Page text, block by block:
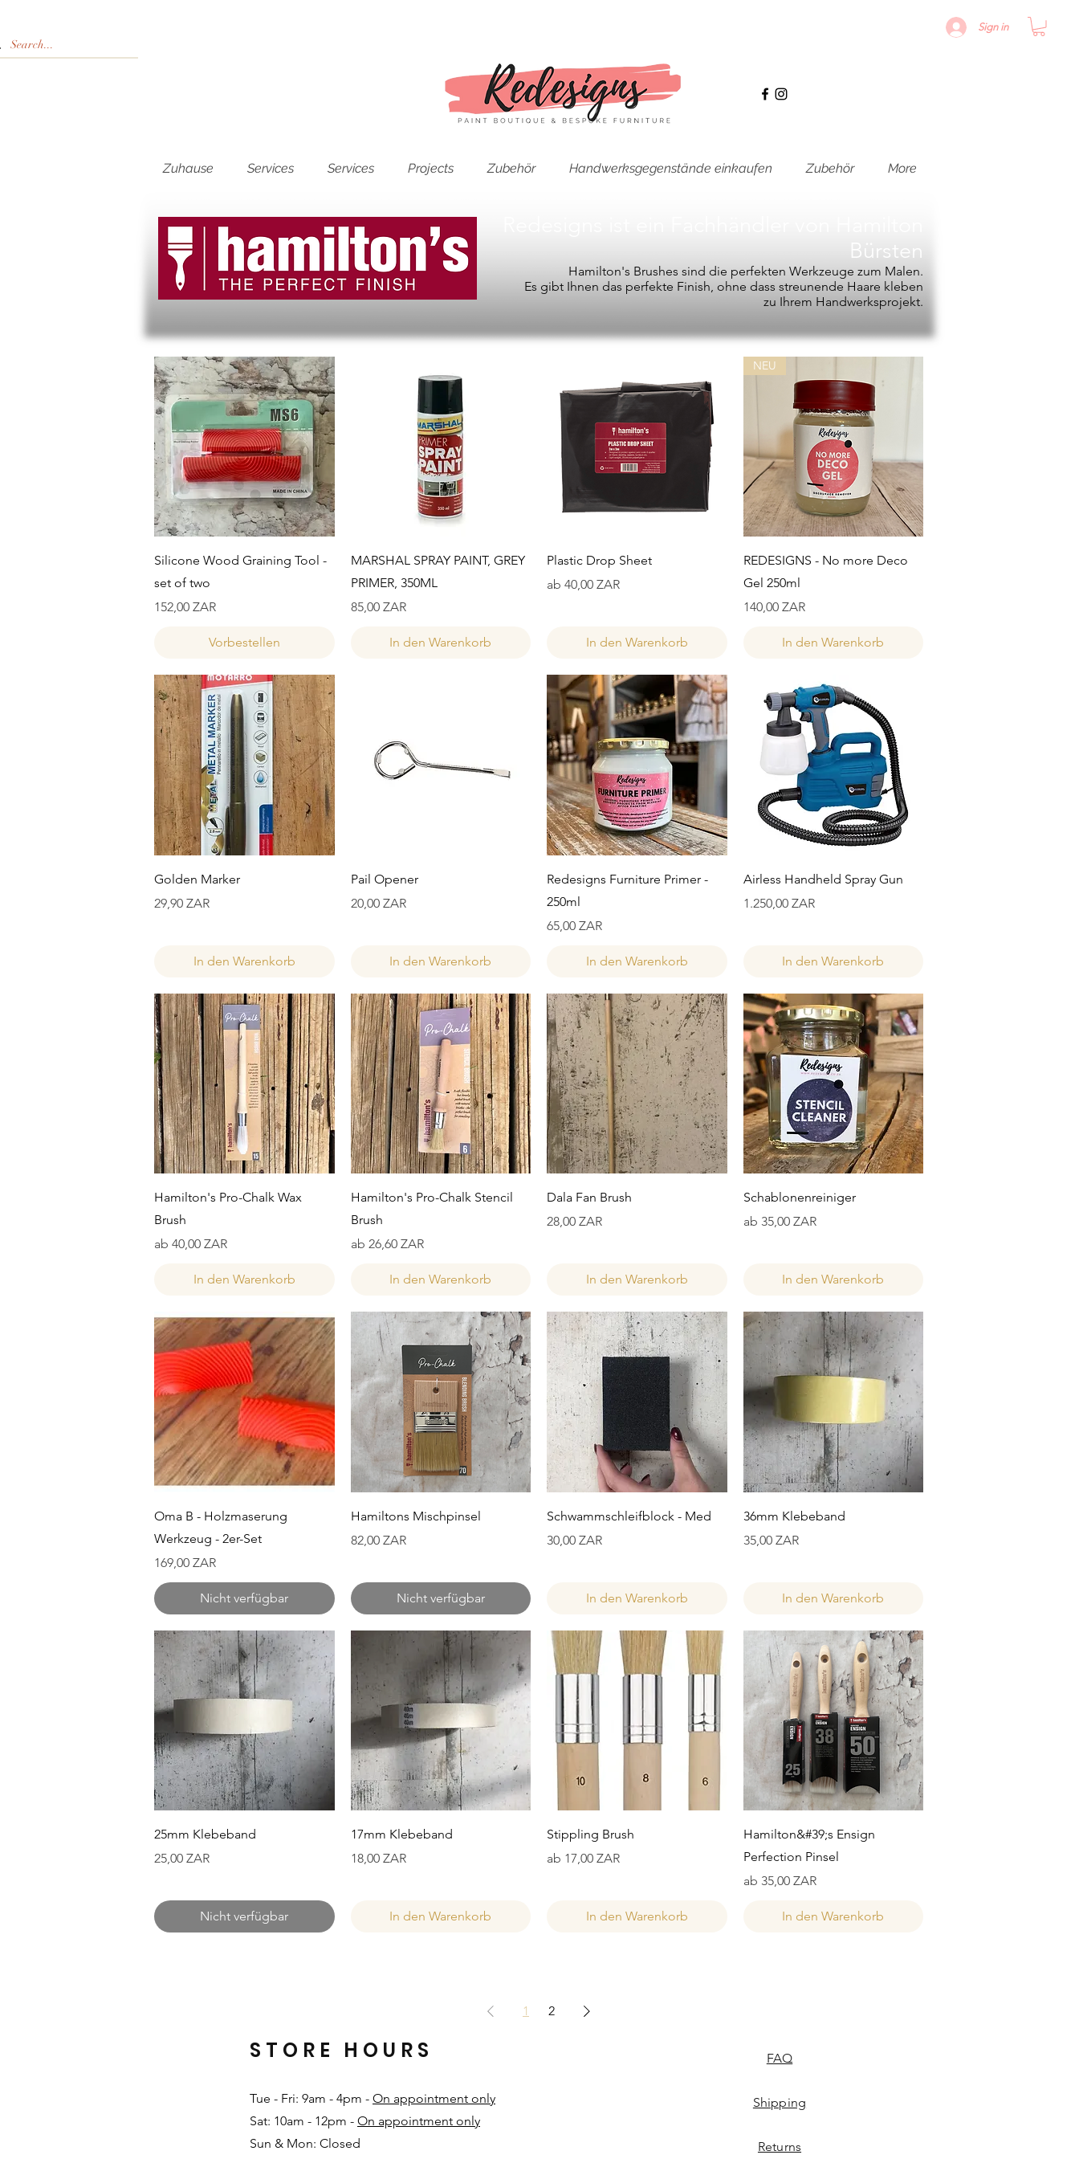
Sign in
Zuhause Services Services Projects Zubehör Handwerksgegenstände einkaufen Zubehör More
Bürsten
Hamilton's Brushes sind die perfekten Werkzeuge zum Malen.
Es gibt Ihnen das perfekte Finish, ohne dass streunende Haare kleben
zu Ihrem Handwerksprojekt.
Schnellansicht
Silicone Wood Graining Tool -
set of two
Preis
152,00 ZAR
Vorbestellen
Schnellansicht
MARSHAL SPRAY PAINT, GREY
PRIMER, 350ML
Preis
85,00 ZAR
In den Warenkorb
Schnellansicht
Plastic Drop Sheet
ab 40,00 ZAR
Sale-Preis
In den Warenkorb
Schnellansicht
NEU
REDESIGNS - No more Deco
Gel 250ml
Preis
140,00 ZAR
In den Warenkorb
Schnellansicht
Golden Marker
Preis
29,90 ZAR
In den Warenkorb
Schnellansicht
Pail Opener
Preis
20,00 ZAR
In den Warenkorb
Schnellansicht
Redesigns Furniture Primer -
250ml
Preis
65,00 ZAR
In den Warenkorb
Schnellansicht
Airless Handheld Spray Gun
Preis
1.250,00 ZAR
In den Warenkorb
Schnellansicht
Hamilton's Pro-Chalk Wax
Brush
ab 40,00 ZAR
Sale-Preis
In den Warenkorb
Schnellansicht
Hamilton's Pro-Chalk Stencil
Brush
ab 26,60 ZAR
Sale-Preis
In den Warenkorb
Schnellansicht
Dala Fan Brush
Preis
28,00 ZAR
In den Warenkorb
Schnellansicht
Schablonenreiniger
ab 35,00 ZAR
Sale-Preis
In den Warenkorb
Schnellansicht
Oma B - Holzmaserung
Werkzeug - 2er-Set
Preis
169,00 ZAR
Nicht verfügbar
Schnellansicht
Hamiltons Mischpinsel
Preis
82,00 ZAR
Nicht verfügbar
Schnellansicht
Schwammschleifblock - Med
Preis
30,00 ZAR
In den Warenkorb
Schnellansicht
36mm Klebeband
Preis
35,00 ZAR
In den Warenkorb
Schnellansicht
25mm Klebeband
Preis
25,00 ZAR
Nicht verfügbar
Schnellansicht
17mm Klebeband
Preis
18,00 ZAR
In den Warenkorb
Schnellansicht
Stippling Brush
ab 17,00 ZAR
Sale-Preis
In den Warenkorb
Schnellansicht
Hamilton&#39;s Ensign
Perfection Pinsel
ab 35,00 ZAR
Sale-Preis
In den Warenkorb
1 2
Tue - Fri: 9am - 4pm - On appointment only
Sat: 10am - 12pm - On appointment only
Sun & Mon: Closed​
STORE HOURS FAQ
Shipping
Returns